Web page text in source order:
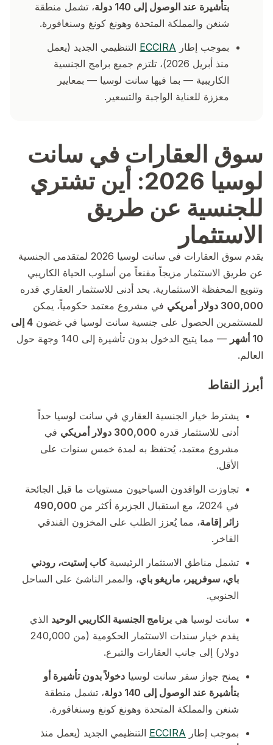
بتأشيرة عند الوصول إلى 140 دولة
، تشمل منطقة
شنغن والمملكة المتحدة وهونغ كونغ وسنغافورة.
بموجب إطار ECCIRA التنظيمي الجديد (يعمل
منذ أبريل 2026)، تلتزم جميع برامج الجنسية
الكاريبية — بما فيها سانت لوسيا — بمعايير
معززة للعناية الواجبة والتسعير.
سوق العقارات في سانت
لوسيا 2026: أين تشتري
للجنسية عن طريق
الاستثمار
يقدم سوق العقارات في سانت لوسيا 2026 لمتقدمي الجنسية
عن طريق الاستثمار مزيجاً مقنعاً من أسلوب الحياة الكاريبي
وتنويع المحفظة الاستثمارية. بحد أدنى للاستثمار العقاري قدره
300,000 دولار أمريكي
في مشروع معتمد حكومياً، يمكن
للمستثمرين الحصول على جنسية سانت لوسيا في غضون
4 إلى
10 أشهر
— مما يتيح الدخول بدون تأشيرة إلى 140 وجهة حول
العالم.
أبرز النقاط
يشترط خيار الجنسية العقاري في سانت لوسيا حداً
أدنى للاستثمار قدره 300,000 دولار أمريكي
في
مشروع معتمد، يُحتفظ به لمدة خمس سنوات على
الأقل.
تجاوزت الوافدون السياحيون مستويات ما قبل الجائحة
في 2024، مع استقبال الجزيرة أكثر من
490,000
زائر إقامة، مما يُعزز الطلب على المخزون الفندقي
الفاخر.
تشمل مناطق الاستثمار الرئيسيةكاب إستيت، رودني
باي، سوفريير، ماريغو باي، والممر الناشئ على الساحل
الجنوبي.
سانت لوسيا هي برنامج الجنسية الكاريبي الوحيد الذي
يقدم خيار سندات الاستثمار الحكومية (من 240,000
دولار) إلى جانب العقارات والتبرع.
يمنح جواز سفر سانت لوسيا دخولاً بدون تأشيرة أو
بتأشيرة عند الوصول إلى 140 دولة
، تشمل منطقة
شنغن والمملكة المتحدة وهونغ كونغ وسنغافورة.
بموجب إطار ECCIRA التنظيمي الجديد (يعمل منذ